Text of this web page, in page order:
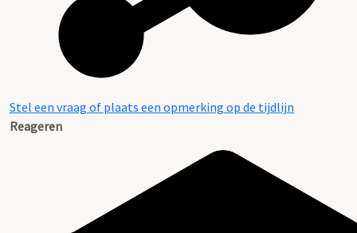
Stel een vraag of plaats een opmerking op de tijdlijn
Reageren